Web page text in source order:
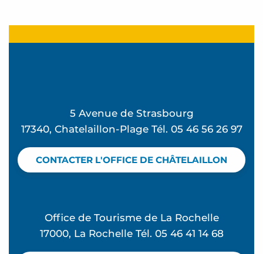
Atelier Jeux du vent - L'été à Beauséjour
Atelier Souvenirs de vacances - L'été à
Stage sauvetage aquatique
Club de plage - Mômes à la plage
Coquillages et crustacés - Visite découverte
5 Avenue de Strasbourg
17340, Chatelaillon-Plage Tél. 05 46 56 26 97
CONTACTER L'OFFICE DE CHÂTELAILLON
Office de Tourisme de La Rochelle
17000, La Rochelle Tél. 05 46 41 14 68